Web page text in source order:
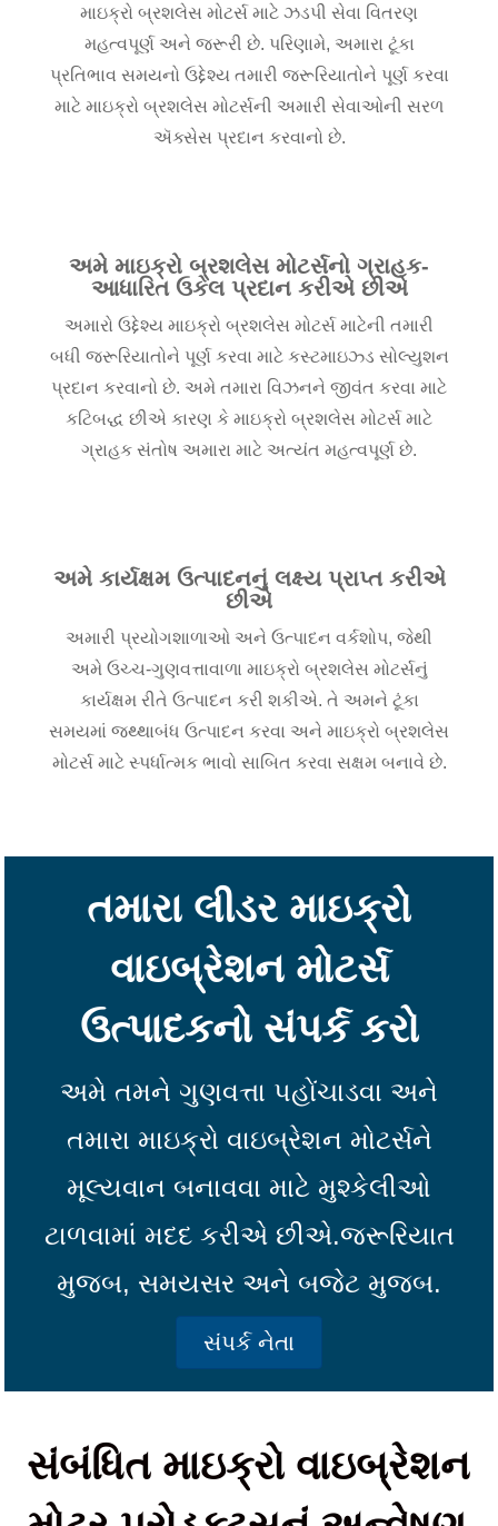
માઇક્રો બ્રશલેસ મોટર્સ માટે ઝડપી સેવા વિતરણ
મહત્વપૂર્ણ અને જરૂરી છે. પરિણામે, અમારા ટૂંકા
પ્રતિભાવ સમયનો ઉદ્દેશ્ય તમારી જરૂરિયાતોને પૂર્ણ કરવા
માટે માઇક્રો બ્રશલેસ મોટર્સની અમારી સેવાઓની સરળ
ઍક્સેસ પ્રદાન કરવાનો છે.
અમે માઇક્રો બ્રશલેસ મોટર્સનો ગ્રાહક-
આધારિત ઉકેલ પ્રદાન કરીએ છીએ
અમારો ઉદ્દેશ્ય માઇક્રો બ્રશલેસ મોટર્સ માટેની તમારી
બધી જરૂરિયાતોને પૂર્ણ કરવા માટે કસ્ટમાઇઝ્ડ સોલ્યુશન
પ્રદાન કરવાનો છે. અમે તમારા વિઝનને જીવંત કરવા માટે
કટિબદ્ધ છીએ કારણ કે માઇક્રો બ્રશલેસ મોટર્સ માટે
ગ્રાહક સંતોષ અમારા માટે અત્યંત મહત્વપૂર્ણ છે.
અમે કાર્યક્ષમ ઉત્પાદનનું લક્ષ્ય પ્રાપ્ત કરીએ
છીએ
અમારી પ્રયોગશાળાઓ અને ઉત્પાદન વર્કશોપ, જેથી
અમે ઉચ્ચ-ગુણવત્તાવાળા માઇક્રો બ્રશલેસ મોટર્સનું
કાર્યક્ષમ રીતે ઉત્પાદન કરી શકીએ. તે અમને ટૂંકા
સમયમાં જથ્થાબંધ ઉત્પાદન કરવા અને માઇક્રો બ્રશલેસ
મોટર્સ માટે સ્પર્ધાત્મક ભાવો સાબિત કરવા સક્ષમ બનાવે છે.
તમારા લીડર માઇક્રો
વાઇબ્રેશન મોટર્સ
ઉત્પાદકનો સંપર્ક કરો
અમે તમને ગુણવત્તા પહોંચાડવા અને
તમારા માઇક્રો વાઇબ્રેશન મોટર્સને
મૂલ્યવાન બનાવવા માટે મુશ્કેલીઓ
ટાળવામાં મદદ કરીએ છીએ.જરૂરિયાત
મુજબ, સમયસર અને બજેટ મુજબ.
સંપર્ક નેતા
સંબંધિત માઇક્રો વાઇબ્રેશન